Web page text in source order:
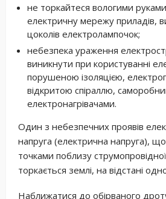
не торкайтеся вологими
електричну мережу приладів,
цоколів електролампочок;
небезпека ураження
виникнути при користуванні
порушеною ізоляцією,
відкритою спіраллю,
електронагрівачами.
Один з небезпечних проявів
напруга (електрична напруга),
точками поблизу струмопровідної
торкається землі, на відстані
Наближатися до обірваного